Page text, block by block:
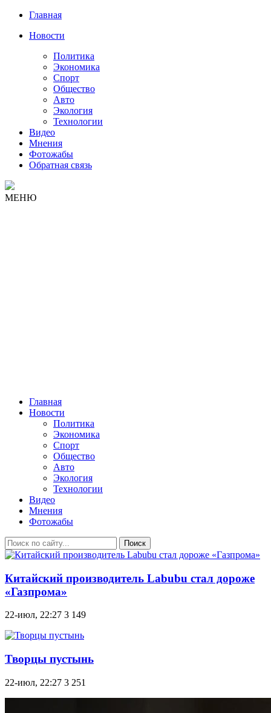
Главная
Новости
Политика
Экономика
Спорт
Общество
Авто
Экология
Технологии
Видео
Мнения
Фотожабы
Обратная связь
МЕНЮ
Главная
Новости
Политика
Экономика
Спорт
Общество
Авто
Экология
Технологии
Видео
Мнения
Фотожабы
Поиск
Китайский производитель Labubu стал дороже
«Газпрома»
22-июл, 22:27 3 149
Творцы пустынь
22-июл, 22:27 3 251